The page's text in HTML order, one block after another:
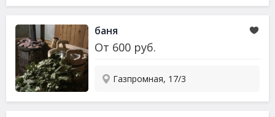
баня
От 600 руб.
Газпромная, 17/3